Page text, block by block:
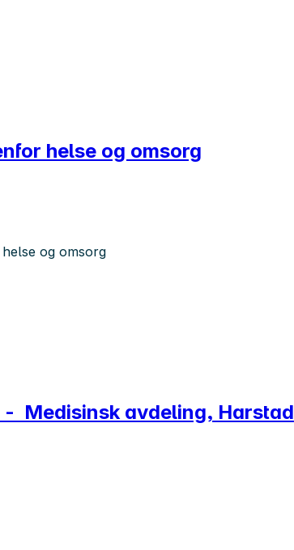
helse og omsorg
og omsorg
Medisinsk avdeling, Harstad